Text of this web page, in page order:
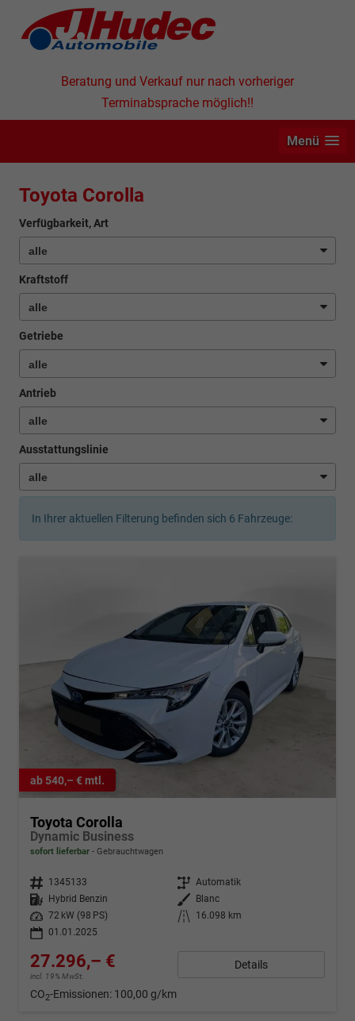
Beratung und Verkauf nur nach vorheriger
Terminabsprache möglich!!
Menü
Toyota Corolla
Verfügbarkeit, Art
Kraftstoff
Getriebe
Antrieb
Ausstattungslinie
In Ihrer aktuellen Filterung befinden sich 6 Fahrzeuge:
ab 540,– € mtl.
Toyota Corolla
Dynamic Business
sofort lieferbar Gebrauchtwagen
Fahrzeugnr. 1345133 Getriebe Automatik
Kraftstoff
Hybrid Benzin Außenfarbe
Blanc
Leistung
72 kW (98 PS) Kilometerstand
16.098 km
01.01.2025
27.296,– €
incl. 19% MwSt.
Details
CO2-Emissionen: 100,00 g/km